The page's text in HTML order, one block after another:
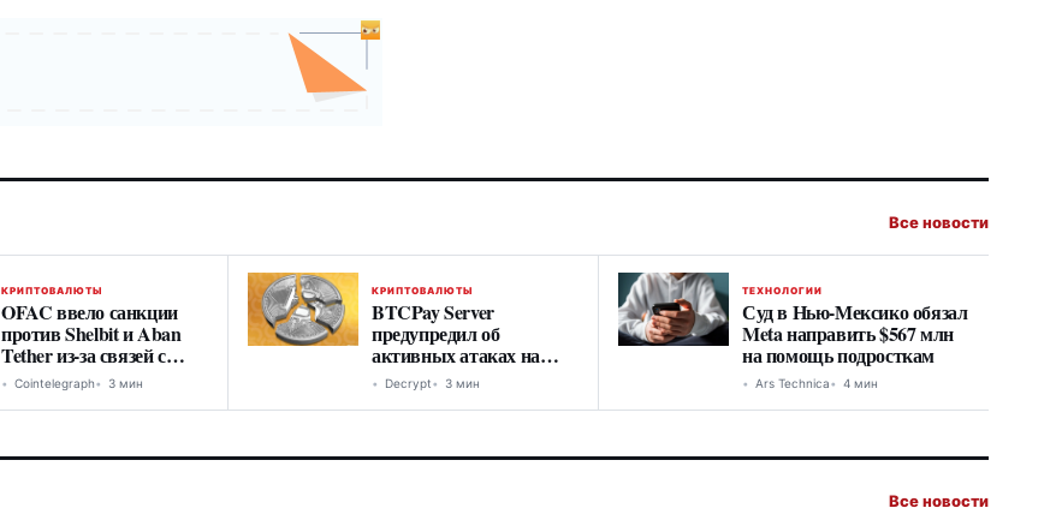
Все новости
КРИПТОВАЛЮТЫ
OFAC ввело санкции
против Shelbit и Aban
Tether из-за связей с
Ираном
Cointelegraph 3 мин
КРИПТОВАЛЮТЫ
BTCPay Server
предупредил об
активных атаках на
критическую
уязвимость
Decrypt 3 мин
ТЕХНОЛОГИИ
Суд в Нью-Мексико обязал
Meta направить $567 млн
на помощь подросткам
Ars Technica 4 мин
Все новости